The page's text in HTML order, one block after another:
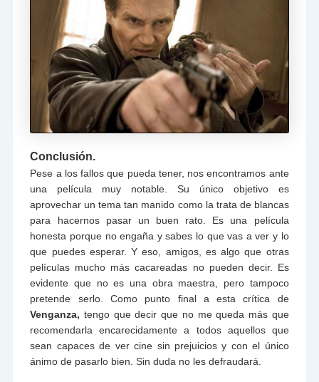
Conclusión.
Pese a los fallos que pueda tener, nos encontramos ante
una película muy notable. Su único objetivo es
aprovechar un tema tan manido como la trata de blancas
para hacernos pasar un buen rato. Es una película
honesta porque no engaña y sabes lo que vas a ver y lo
que puedes esperar. Y eso, amigos, es algo que otras
películas mucho más cacareadas no pueden decir. Es
evidente que no es una obra maestra, pero tampoco
pretende serlo. Como punto final a esta crítica de
Venganza, tengo que decir que no me queda más que
recomendarla encarecidamente a todos aquellos que
sean capaces de ver cine sin prejuicios y con el único
ánimo de pasarlo bien. Sin duda no les defraudará.